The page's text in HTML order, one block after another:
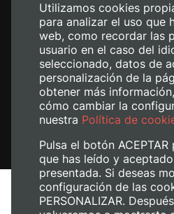
Avís legal
Utilizamos cookies
para analizar el uso que
web, como recordar las
usuario en el caso del
seleccionado, datos de
personalización de la
obtener más
cómo cambiar la
nuestra Política de
Pulsa el botón
que has leído y
presentada. Si deseas
configuración de las
PERSONALIZAR.